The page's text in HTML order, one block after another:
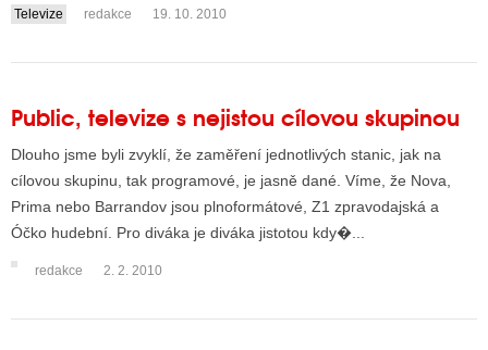
Televize redakce 19. 10. 2010
Public, televize s nejistou cílovou skupinou
Dlouho jsme byli zvyklí, že zaměření jednotlivých stanic, jak na
cílovou skupinu, tak programové, je jasně dané. Víme, že Nova,
Prima nebo Barrandov jsou plnoformátové, Z1 zpravodajská a
Óčko hudební. Pro diváka je diváka jistotou kdy�...
redakce 2. 2. 2010